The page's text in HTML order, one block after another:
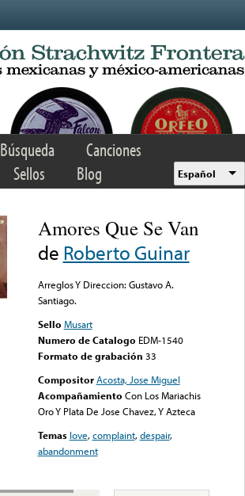
Búsqueda
Canciones
Sellos Blog Español
Amores Que Se Van
de Roberto Guinar
Arreglos Y Direccion: Gustavo A.
Santiago.
Sello Musart
Numero de Catalogo EDM-1540
Formato de grabación 33
Compositor Acosta, Jose Miguel
Acompañamiento Con Los Mariachis
Oro Y Plata De Jose Chavez, Y Azteca
Temas love,complaint,despair,
abandonment